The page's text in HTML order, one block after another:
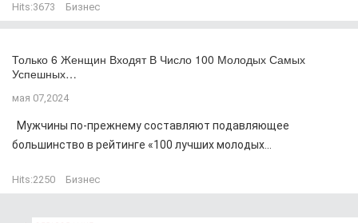
Hits:3673 Бизнес
Только 6 Женщин Входят В Число 100 Молодых Самых
Успешных…
мая 07,2024
Мужчины по-прежнему составляют подавляющее
большинство в рейтинге «100 лучших молодых...
Hits:2250 Бизнес